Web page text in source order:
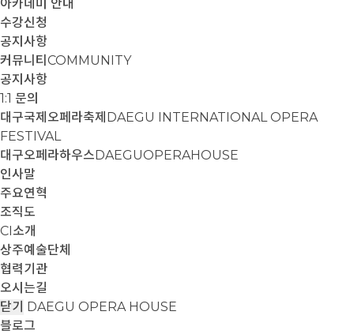
아카데미 안내
수강신청
공지사항
커뮤니티 COMMUNITY
공지사항
1:1 문의
대구국제오페라축제 DAEGU INTERNATIONAL OPERA
FESTIVAL
대구오페라하우스DAEGUOPERAHOUSE
인사말
주요연혁
조직도
CI소개
상주예술단체
협력기관
오시는길
닫기 DAEGU OPERA HOUSE
블로그